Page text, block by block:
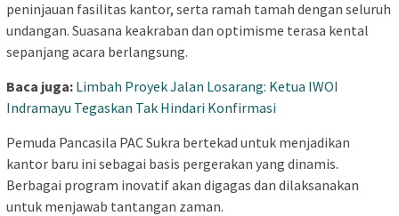
peninjauan fasilitas kantor, serta ramah tamah dengan seluruh
undangan. Suasana keakraban dan optimisme terasa kental
sepanjang acara berlangsung.
Baca juga: Limbah Proyek Jalan Losarang: Ketua IWOI
Indramayu Tegaskan Tak Hindari Konfirmasi
Pemuda Pancasila PAC Sukra bertekad untuk menjadikan
kantor baru ini sebagai basis pergerakan yang dinamis.
Berbagai program inovatif akan digagas dan dilaksanakan
untuk menjawab tantangan zaman.